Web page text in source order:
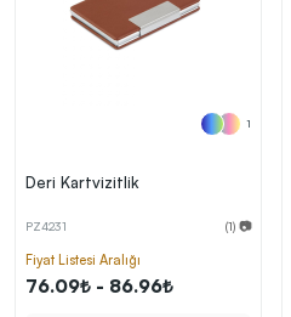
1
Deri Kartvizitlik
PZ4231 (1) 📷
Fiyat Listesi Aralığı
76.09₺ - 86.96₺